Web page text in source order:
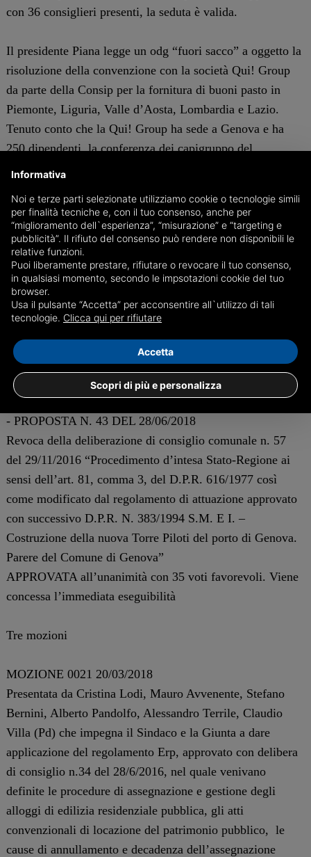
con 36 consiglieri presenti, la seduta è valida.
Il presidente Piana legge un odg “fuori sacco” a oggetto la
risoluzione della convenzione con la società Qui! Group
da parte della Consip per la fornitura di buoni pasto in
Piemonte, Liguria, Valle d’Aosta, Lombardia e Lazio.
Tenuto conto che la Qui! Group ha sede a Genova e ha
250 dipendenti, la conferenza dei capigruppo del
consiglio comunale di Genova chiede al Sindaco e alla
istituzionale che coinvolga il Comune di Genova, i
rappresentanti dell’azienda e dei lavoratori per affrontare
la difficile situazione occupazionale che si verrà a creare.
Approvato all’unanimità con 36 voti favorevoli
Si passa poi alla discussione dell’ordine del giorno, che
prevede:
Una delibera di Giunta:
DELIBERA PROPOSTA GIUNTA AL CONSIGLIO 0211
- PROPOSTA N. 43 DEL 28/06/2018
Revoca della deliberazione di consiglio comunale n. 57
del 29/11/2016 “Procedimento d’intesa Stato-Regione ai
sensi dell’art. 81, comma 3, del D.P.R. 616/1977 così
come modificato dal regolamento di attuazione approvato
con successivo D.P.R. N. 383/1994 S.M. E I. –
Costruzione della nuova Torre Piloti del porto di Genova.
Parere del Comune di Genova”
APPROVATA all’unanimità con 35 voti favorevoli. Viene
concessa l’immediata eseguibilità
Tre mozioni
MOZIONE 0021 20/03/2018
Presentata da Cristina Lodi, Mauro Avvenente, Stefano
Bernini, Alberto Pandolfo, Alessandro Terrile, Claudio
Villa (Pd) che impegna il Sindaco e la Giunta a dare
applicazione del regolamento Erp, approvato con delibera
di consiglio n.34 del 28/6/2016, nel quale venivano
definite le procedure di assegnazione e gestione degli
alloggi di edilizia residenziale pubblica, gli atti
convenzionali di locazione del patrimonio pubblico, le
cause di annullamento e decadenza dell’assegnazione
Informativa
Noi e terze parti selezionate utilizziamo cookie o tecnologie simili
per finalità tecniche e, con il tuo consenso, anche per
“miglioramento dell`esperienza”, “misurazione” e “targeting e
pubblicità”. Il rifiuto del consenso può rendere non disponibili le
relative funzioni.
Puoi liberamente prestare, rifiutare o revocare il tuo consenso,
in qualsiasi momento, secondo le impsotazioni cookie del tuo
browser.
Usa il pulsante “Accetta” per acconsentire all`utilizzo di tali
tecnologie. Clicca qui per rifiutare
Scopri di più e personalizza
Accetta